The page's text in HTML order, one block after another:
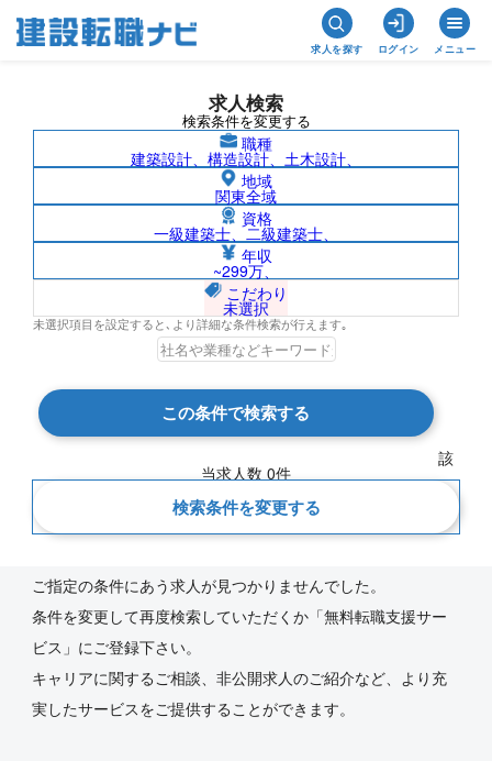
求人を探す ログイン メニュー
求人検索
検索条件を変更する
職種
建築設計、構造設計、土木設計、
地域
関東全域
資格
一級建築士、二級建築士、
年収
~299万、
こだわり
未選択
未選択項目を設定すると､より詳細な条件検索が行えます｡
この条件で検索する
該
当求人数 0件
検索条件を変更する
東南アジア/須山建設株式会社の求人検索
結果一覧
新着順
ご指定の条件にあう求人が見つかりませんでした。
条件を変更して再度検索していただくか「無料転職支援サー
ビス」にご登録下さい。
キャリアに関するご相談、非公開求人のご紹介など、より充
実したサービスをご提供することができます。